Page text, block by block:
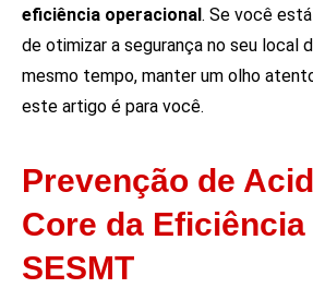
eficiência operacional. Se você
de otimizar a segurança no seu local
mesmo tempo, manter um olho
este artigo é para você.
Prevenção de
Core da Eficiência
SESMT